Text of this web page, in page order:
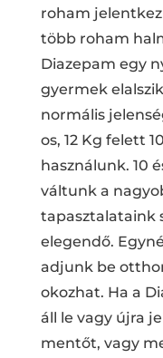
roham
több roham
Diazepam egy
gyermek
normális
os, 12 Kg felett
használunk. 10
váltunk a
tapasztalataink
elegendő.
adjunk be
okozhat. Ha a
áll le vagy újra
mentőt, vagy